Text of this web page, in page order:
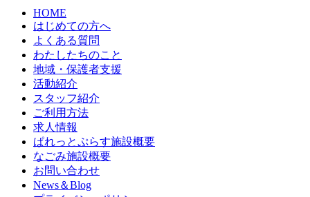
HOME
はじめての方へ
よくある質問
わたしたちのこと
地域・保護者支援
活動紹介
スタッフ紹介
ご利用方法
求人情報
ぱれっとぷらす施設概要
なごみ施設概要
お問い合わせ
News＆Blog